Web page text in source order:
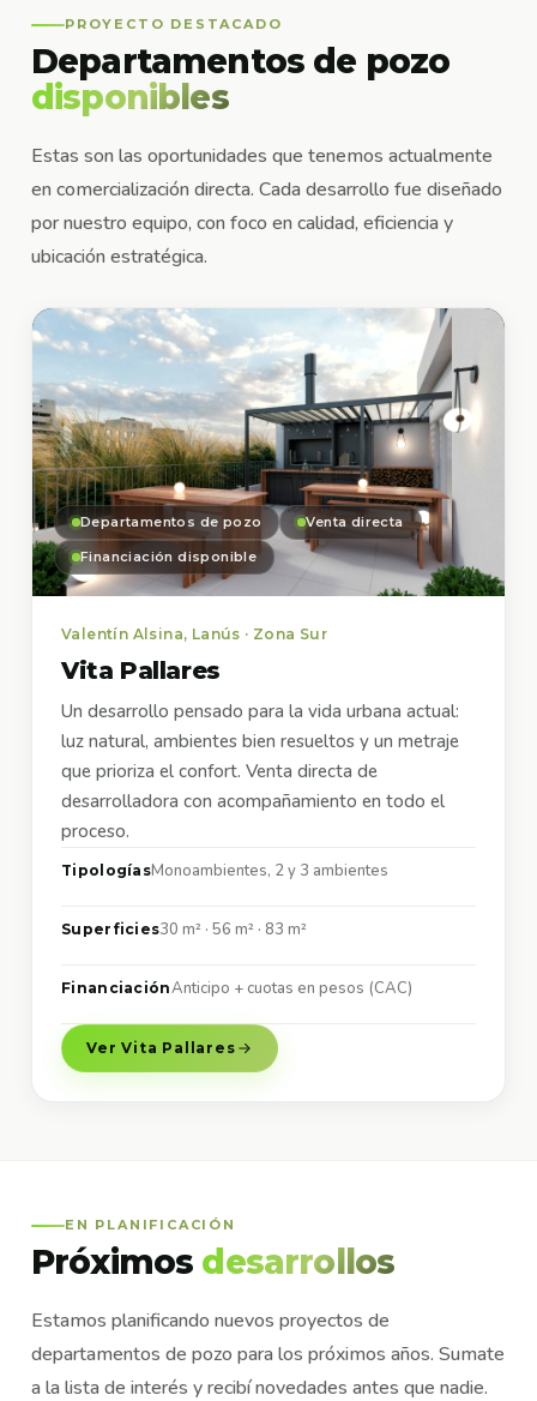
PROYECTO DESTACADO
Departamentos de pozo
disponibles
Estas son las oportunidades que tenemos actualmente
en comercialización directa. Cada desarrollo fue diseñado
por nuestro equipo, con foco en calidad, eficiencia y
ubicación estratégica.
Departamentos de pozo Venta directa
Financiación disponible
Valentín Alsina, Lanús · Zona Sur
Vita Pallares
Un desarrollo pensado para la vida urbana actual:
luz natural, ambientes bien resueltos y un metraje
que prioriza el confort. Venta directa de
desarrolladora con acompañamiento en todo el
proceso.
TipologíasMonoambientes, 2 y 3 ambientes
Superficies30 m² · 56 m² · 83 m²
FinanciaciónAnticipo + cuotas en pesos (CAC)
Ver Vita Pallares
EN PLANIFICACIÓN
Próximos desarrollos
Estamos planificando nuevos proyectos de
departamentos de pozo para los próximos años. Sumate
a la lista de interés y recibí novedades antes que nadie.